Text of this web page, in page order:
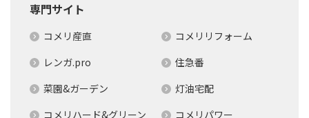
専門サイト
コメリ産直
コメリリフォーム
レンガ.pro
住急番
菜園&ガーデン
灯油宅配
コメリハード&グリーン
コメリパワー